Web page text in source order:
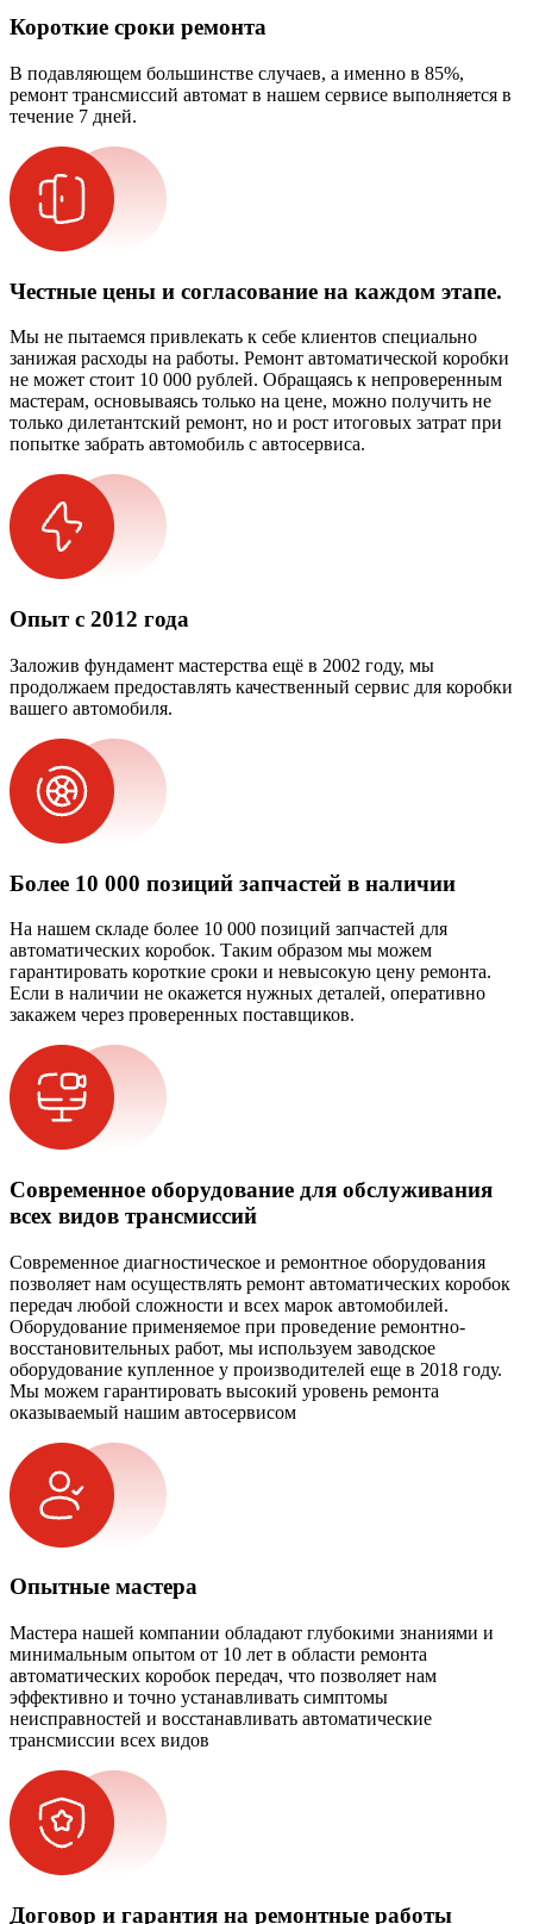
Короткие сроки ремонта
В подавляющем большинстве случаев, а именно в 85%,
ремонт трансмиссий автомат в нашем сервисе выполняется в
течение 7 дней.
Честные цены и согласование на каждом этапе.
Мы не пытаемся привлекать к себе клиентов специально
занижая расходы на работы. Ремонт автоматической коробки
не может стоит 10 000 рублей. Обращаясь к непроверенным
мастерам, основываясь только на цене, можно получить не
только дилетантский ремонт, но и рост итоговых затрат при
попытке забрать автомобиль с автосервиса.
Опыт с 2012 года
Заложив фундамент мастерства ещё в 2002 году, мы
продолжаем предоставлять качественный сервис для коробки
вашего автомобиля.
Более 10 000 позиций запчастей в наличии
На нашем складе более 10 000 позиций запчастей для
автоматических коробок. Таким образом мы можем
гарантировать короткие сроки и невысокую цену ремонта.
Если в наличии не окажется нужных деталей, оперативно
закажем через проверенных поставщиков.
Современное оборудование для обслуживания
всех видов трансмиссий
Современное диагностическое и ремонтное оборудования
позволяет нам осуществлять ремонт автоматических коробок
передач любой сложности и всех марок автомобилей.
Оборудование применяемое при проведение ремонтно-
восстановительных работ, мы используем заводское
оборудование купленное у производителей еще в 2018 году.
Мы можем гарантировать высокий уровень ремонта
оказываемый нашим автосервисом
Опытные мастера
Мастера нашей компании обладают глубокими знаниями и
минимальным опытом от 10 лет в области ремонта
автоматических коробок передач, что позволяет нам
эффективно и точно устанавливать симптомы
неисправностей и восстанавливать автоматические
трансмиссии всех видов
Договор и гарантия на ремонтные работы